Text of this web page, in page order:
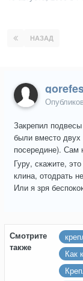
НАЗАД
Закрепил
были вместо
посередине). Сам
Гуру, скажите,
клина, отодрать
Или я зря
Смотрите
также
Как